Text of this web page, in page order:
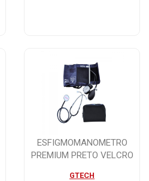
ESFIGMOMANOMETRO
PREMIUM PRETO VELCRO
GTECH